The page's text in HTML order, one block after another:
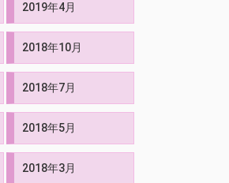
2019年4月
2018年10月
2018年7月
2018年5月
2018年3月